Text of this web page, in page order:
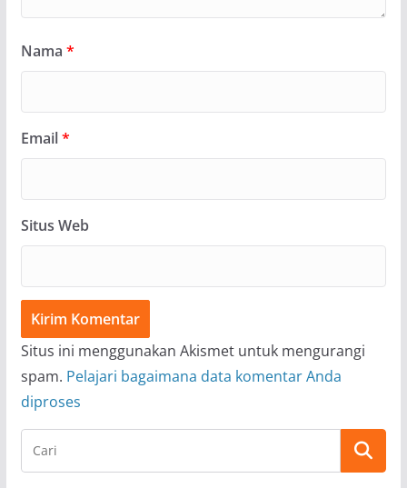
Nama *
Email*
Situs Web
Situs ini menggunakan Akismet untuk mengurangi
spam. Pelajari bagaimana data komentar Anda
diproses